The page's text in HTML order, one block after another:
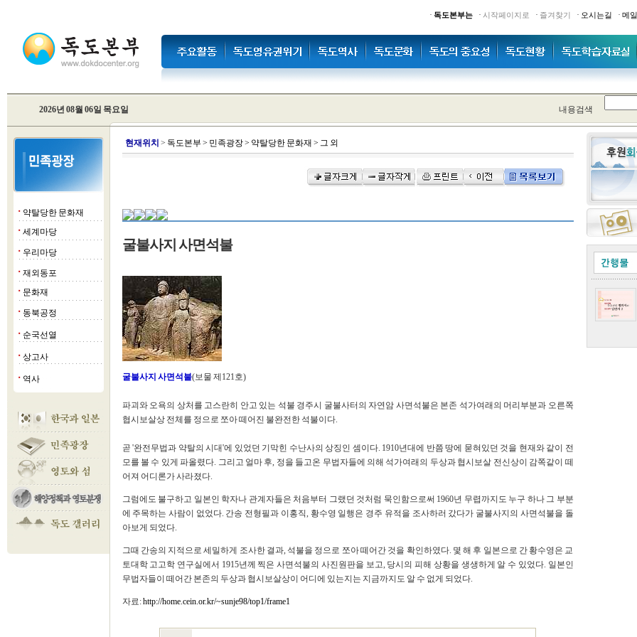
· 독도본부는 · 시작페이지로 · 즐겨찾기 · 오시는길 · 메
2026년 08월 06일 목요일 내용검색
■ 약탈당한 문화재
■ 세계마당
■ 우리마당
■ 재외동포
■ 문화재
■ 동북공정
■ 순국선열
■ 상고사
■ 역사
현재위치 > 독도본부 > 민족광장> 약탈당한 문화재 > 그 외
굴불사지 사면석불
굴불사지 사면석불(보물 제121호)
파괴와 오욕의 상처를 고스란히 안고 있는 석불 경주시 굴불사터의 자연암 사면석불은 본존 석가여래의 머리부분과 오른쪽
협시보살상 전체를 정으로 쪼아 떼어진 불완전한 석불이다.
곧 '완전무법과 약탈의 시대'에 있었던 기막힌 수난사의 상징인 셈이다. 1910년대에 반쯤 땅에 묻혀있던 것을 현재와 같이 전
모를 볼 수 있게 파올렸다. 그리고 얼마 후, 정을 들고온 무법자들에 의해 석가여래의 두상과 협시보살 전신상이 감쪽같이 떼
어져 어디론가 사라졌다.
그럼에도 불구하고 일본인 학자나 관계자들은 처음부터 그랬던 것처럼 묵인함으로써 1960년 무렵까지도 누구 하나 그 부분
에 주목하는 사람이 없었다. 간송 전형필과 이홍직, 황수영 일행은 경주 유적을 조사하러 갔다가 굴불사지의 사면석불을 돌
아보게 되었다.
그때 간송의 지적으로 세밀하게 조사한 결과, 석불을 정으로 쪼아 떼어간 것을 확인하였다. 몇 해 후 일본으로 간 황수영은 교
토대학 고고학 연구실에서 1915년께 찍은 사면석불의 사진원판을 보고, 당시의 피해 상황을 생생하게 알 수 있었다. 일본인
무법자들이 떼어간 본존의 두상과 협시보살상이 어디에 있는지는 지금까지도 알 수 없게 되었다.
자료:http://home.cein.or.kr/~sunje98/top1/frame1